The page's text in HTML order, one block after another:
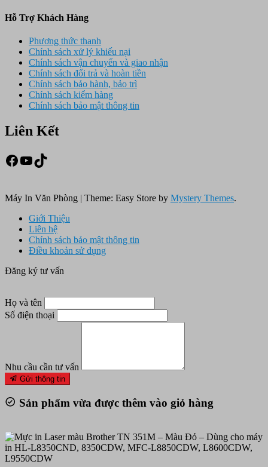
Hỗ Trợ Khách Hàng
Phương thức thanh
Chính sách xử lý khiếu nại
Chính sách vận chuyển và giao nhận
Chính sách đổi trả và hoàn tiền
Chính sách bảo hành, bảo trì
Chính sách kiểm hàng
Chính sách bảo mật thông tin
Liên Kết
Facebook
Youtube
TikTok
Máy In Văn Phòng | Theme: Easy Store by Mystery Themes.
Giới Thiệu
Liên hệ
Chính sách bảo mật thông tin
Điều khoản sử dụng
Đăng ký tư vấn
Họ và tên
Số điện thoại
Nhu cầu cần tư vấn
Gửi thông tin
Sản phẩm vừa được thêm vào giỏ hàng